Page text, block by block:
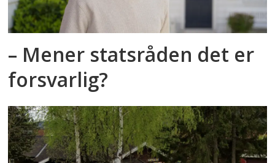
– Mener statsråden det er
forsvarlig?